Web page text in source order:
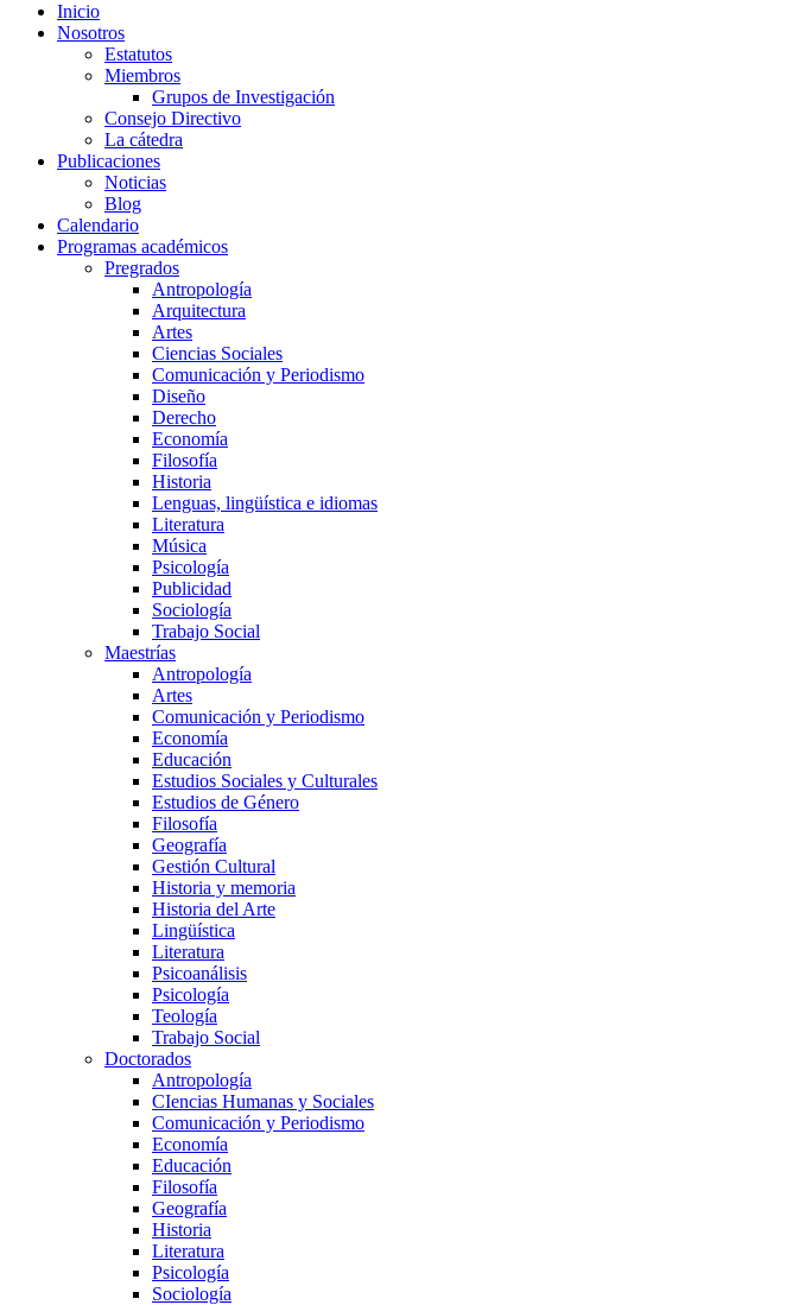
Inicio
Nosotros
Estatutos
Miembros
Grupos de Investigación
Consejo Directivo
La cátedra
Publicaciones
Noticias
Blog
Calendario
Programas académicos
Pregrados
Antropología
Arquitectura
Artes
Ciencias Sociales
Comunicación y Periodismo
Diseño
Derecho
Economía
Filosofía
Historia
Lenguas, lingüística e idiomas
Literatura
Música
Psicología
Publicidad
Sociología
Trabajo Social
Maestrías
Antropología
Artes
Comunicación y Periodismo
Economía
Educación
Estudios Sociales y Culturales
Estudios de Género
Filosofía
Geografía
Gestión Cultural
Historia y memoria
Historia del Arte
Lingüística
Literatura
Psicoanálisis
Psicología
Teología
Trabajo Social
Doctorados
Antropología
CIencias Humanas y Sociales
Comunicación y Periodismo
Economía
Educación
Filosofía
Geografía
Historia
Literatura
Psicología
Sociología